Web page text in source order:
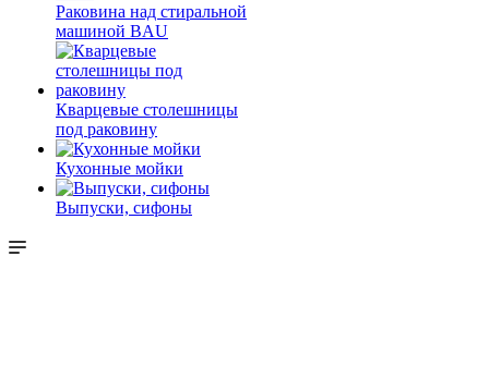
Раковина над стиральной
машиной BAU
Кварцевые столешницы
под раковину
Кухонные мойки
Выпуски, сифоны